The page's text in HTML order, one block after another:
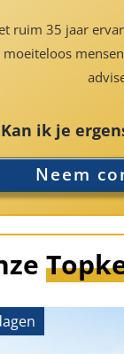
ruim 35 jaar
moeiteloos
Kan ik je
Neem